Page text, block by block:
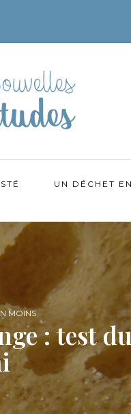
UN DÉCHET
MOINS
: test